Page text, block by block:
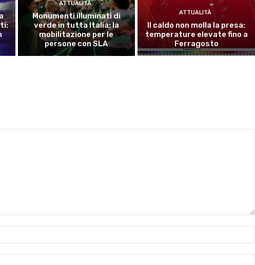
ATTUALITÀ
Monumenti illuminati di
verde in tutta Italia: la
mobilitazione per le
persone con SLA
ATTUALITÀ
Il caldo non molla la presa:
temperature elevate fino a
Ferragosto